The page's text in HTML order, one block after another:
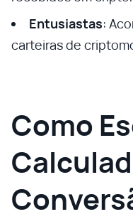
Entusiastas:
carteiras de
Como